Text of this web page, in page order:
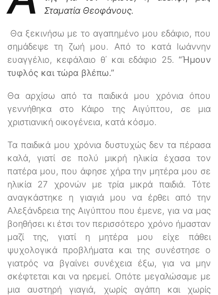
Σταματία Θεοφάνους.
Θα ξεκινήσω με το αγαπημένο μου εδάφιο, που
σημάδεψε τη ζωή μου. Από το κατά Ιωάννην
ευαγγέλιο, κεφάλαιο θ΄ και εδάφιο 25. “Ήμουν
τυφλός και τώρα βλέπω.”
Θα αρχίσω από τα παιδικά μου χρόνια όπου
γεννήθηκα στο Κάιρο της Αιγύπτου, σε μια
χριστιανική οικογένεια, κατά κόσμο.
Τα παιδικά μου χρόνια δυστυχώς δεν τα πέρασα
καλά, γιατί σε πολύ μικρή ηλικία έχασα τον
πατέρα μου, που άφησε χήρα την μητέρα μου σε
ηλικία 27 χρονών με τρία μικρά παιδιά. Τότε
αναγκάστηκε η γιαγιά μου να έρθει από την
Αλεξάνδρεια της Αιγύπτου που έμενε, για να μας
βοηθήσει κι έτσι τον περισσότερο χρόνο ήμασταν
μαζί της, γιατί η μητέρα μου είχε πάθει
ψυχολογικά προβλήματα και της συνέστησε ο
γιατρός να βγαίνει συνέχεια έξω, για να μην
σκέφτεται και να ηρεμεί. Οπότε μεγαλώσαμε με
μια αυστηρή γιαγιά, χωρίς αγάπη και χωρίς